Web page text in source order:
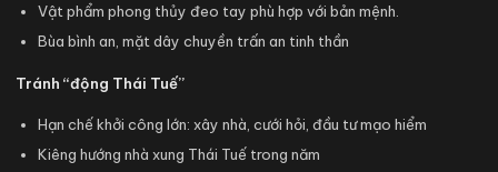
Vật phẩm phong thủy đeo tay phù hợp với bản mệnh.
Bùa bình an, mặt dây chuyền trấn an tinh thần
Tránh “động Thái Tuế”
Hạn chế khởi công lớn: xây nhà, cưới hỏi, đầu tư mạo hiểm
Kiêng hướng nhà xung Thái Tuế trong năm